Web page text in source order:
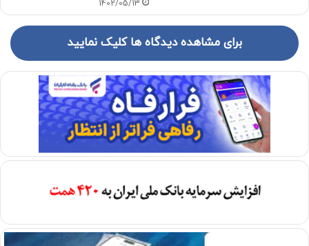
1402/05/13
برای مشاهده دیدگاه ها کلیک نمایید